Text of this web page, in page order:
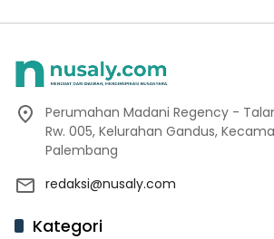
Perumahan Madani Regency -
Rw. 005, Kelurahan Gandus,
Palembang
redaksi@nusaly.com
Kategori